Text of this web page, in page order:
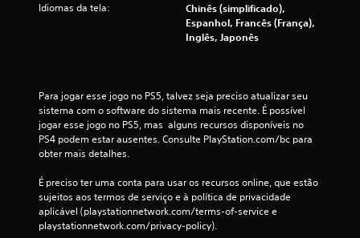
e
t
õ
e
s
p
e
s
s
i
Idiomas da tela:
Chinês (simplificado),
Espanhol, Francês (França),
Inglês, Japonês
Para jogar esse jogo no PS5, talvez seja preciso atualizar seu
sistema com o software do sistema mais recente. É possível
jogar esse jogo no PS5, mas  alguns recursos disponíveis no
PS4 podem estar ausentes. Consulte PlayStation.com/bc para
obter mais detalhes.
É preciso ter uma conta para usar os recursos online, que estão
sujeitos aos termos de serviço e à política de privacidade
aplicável (playstationnetwork.com/terms-of-service e
playstationnetwork.com/privacy-policy).